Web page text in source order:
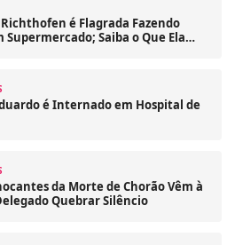
é Flagrada Fazendo
Supermercado; Saiba o Que Ela
é Internado em Hospital de
da Morte de Chorão Vêm à
Quebrar Silêncio